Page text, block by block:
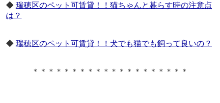
◆ 瑞穂区のペット可賃貸！！猫ちゃんと暮らす時の注意点
は？
◆ 瑞穂区のペット可賃貸！！犬でも猫でも飼って良いの？
＊＊＊＊＊＊＊＊＊＊＊＊＊＊＊＊＊＊＊＊